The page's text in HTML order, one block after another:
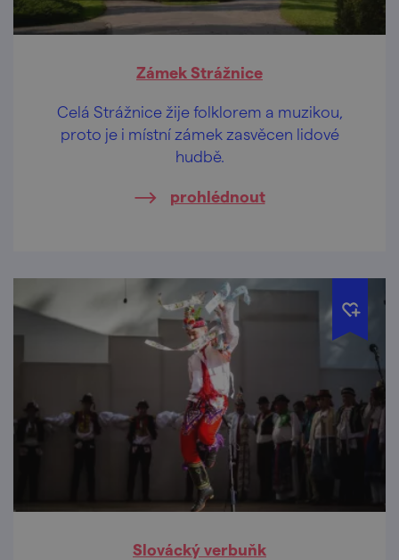
Zámek Strážnice
Celá Strážnice žije folklorem a muzikou,
proto je i místní zámek zasvěcen lidové
hudbě.
prohlédnout
Slovácký verbuňk